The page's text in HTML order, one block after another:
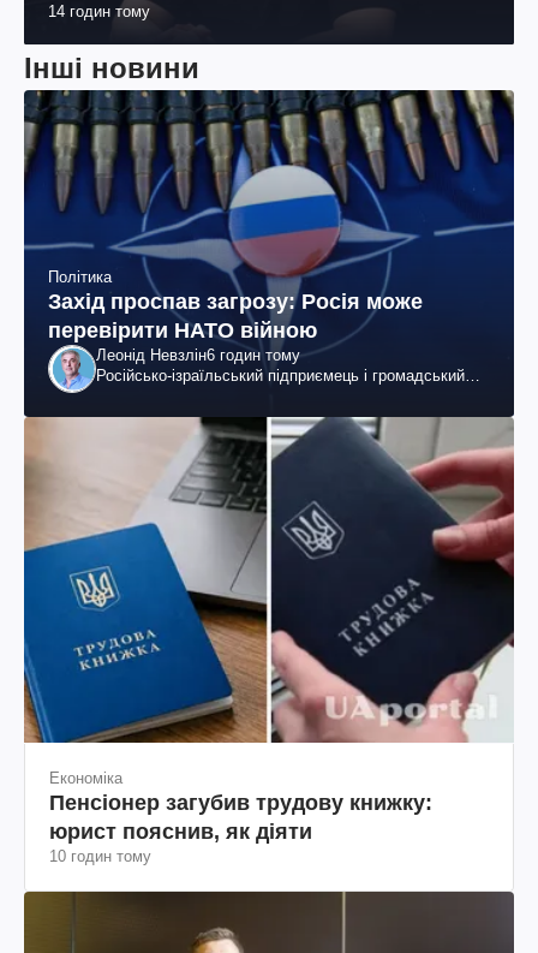
14 годин тому
Інші новини
Політика
Захід проспав загрозу: Росія може
перевірити НАТО війною
Леонід Невзлін6 годин тому
Російсько-ізраїльський підприємець і громадський
Економіка
Пенсіонер загубив трудову книжку:
юрист пояснив, як діяти
10 годин тому